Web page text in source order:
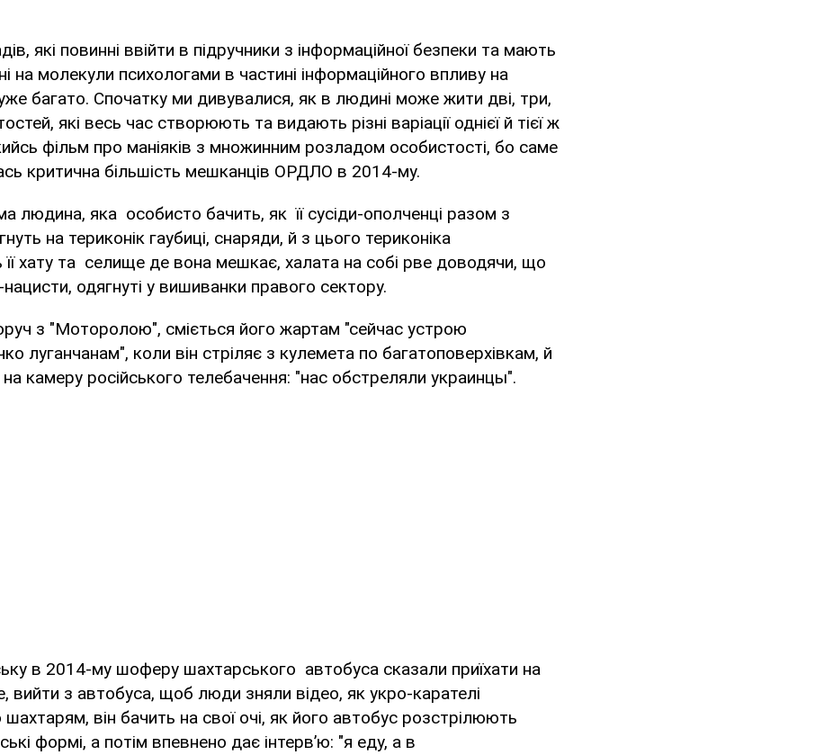
які повинні ввійти в підручники з інформаційної безпеки та мають
на молекули психологами в частині інформаційного впливу на
багато. Спочатку ми дивувалися, як в людині може жити дві, три,
які весь час створюють та видають різні варіації однієї й тієї ж
фільм про маніяків з множинним розладом особистості, бо саме
критична більшість мешканців ОРДЛО в 2014-му.
людина, яка особисто бачить, як її сусіди-ополченці разом з
на териконік гаубиці, снаряди, й з цього териконіка
хату та селище де вона мешкає, халата на собі рве доводячи, що
одягнуті у вишиванки правого сектору.
з "Моторолою", сміється його жартам "сейчас устрою
луганчанам", коли він стріляє з кулемета по багатоповерхівкам, й
камеру російського телебачення: "нас обстреляли украинцы".
в 2014-му шоферу шахтарського автобуса сказали приїхати на
вийти з автобуса, щоб люди зняли відео, як укро-карателі
він бачить на свої очі, як його автобус розстрілюють
формі, а потім впевнено дає інтерв’ю: "я еду, а в